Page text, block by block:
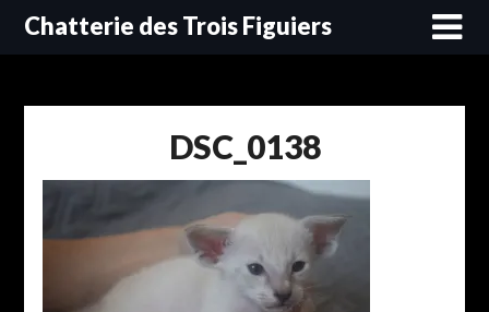
SkipChatterie des Trois Figuiers
DSC_0138